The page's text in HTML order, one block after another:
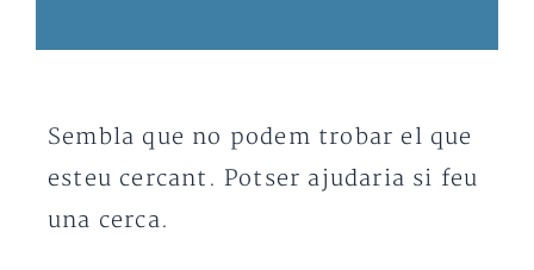
Sembla que no podem trobar el que
esteu cercant. Potser ajudaria si feu
una cerca.